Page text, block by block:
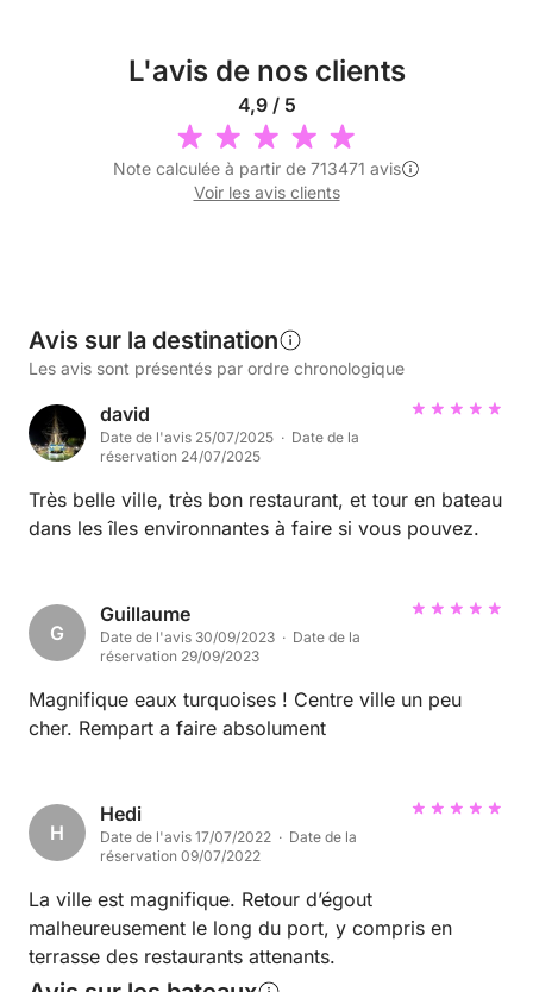
L'avis de nos clients
4,9 / 5
Note calculée à partir de 713471 avis
Voir les avis clients
Avis sur la destination
Les avis sont présentés par ordre chronologique
david
Date de l'avis 25/07/2025 · Date de la
réservation 24/07/2025
Très belle ville, très bon restaurant, et tour en bateau
dans les îles environnantes à faire si vous pouvez.
G
Guillaume
Date de l'avis 30/09/2023 · Date de la
réservation 29/09/2023
Magnifique eaux turquoises ! Centre ville un peu
cher. Rempart a faire absolument
H
Hedi
Date de l'avis 17/07/2022 · Date de la
réservation 09/07/2022
La ville est magnifique. Retour d’égout
malheureusement le long du port, y compris en
terrasse des restaurants attenants.